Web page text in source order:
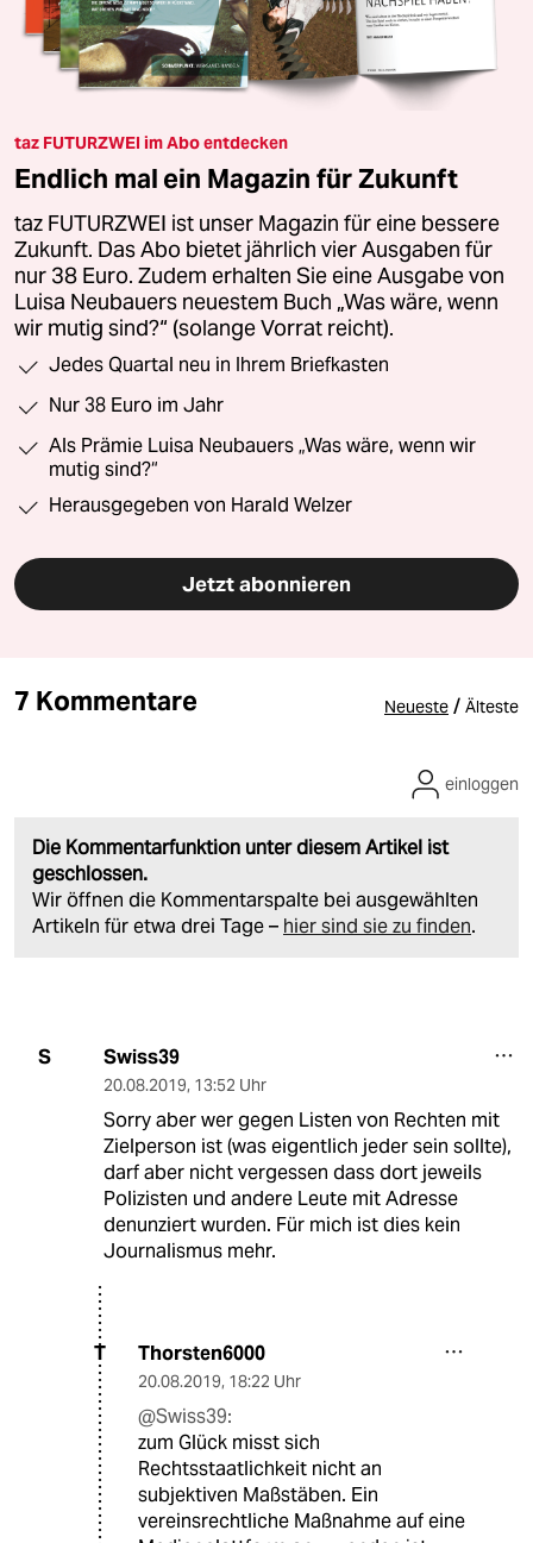
taz FUTURZWEI im Abo entdecken
Endlich mal ein Magazin für Zukunft
taz FUTURZWEI ist unser Magazin für eine bessere
Zukunft. Das Abo bietet jährlich vier Ausgaben für
nur 38 Euro. Zudem erhalten Sie eine Ausgabe von
Luisa Neubauers neuestem Buch „Was wäre, wenn
wir mutig sind?“ (solange Vorrat reicht).
Jedes Quartal neu in Ihrem Briefkasten
Nur 38 Euro im Jahr
Als Prämie Luisa Neubauers „Was wäre, wenn wir
mutig sind?“
Herausgegeben von Harald Welzer
Jetzt abonnieren
7 Kommentare Neueste / Älteste
Die Kommentarfunktion unter diesem Artikel ist
geschlossen.
Wir öffnen die Kommentarspalte bei ausgewählten
Artikeln für etwa drei Tage – hier sind sie zu finden.
einloggen
S Swiss39
20.08.2019, 13:52 Uhr
Sorry aber wer gegen Listen von Rechten mit
Zielperson ist (was eigentlich jeder sein sollte),
darf aber nicht vergessen dass dort jeweils
Polizisten und andere Leute mit Adresse
denunziert wurden. Für mich ist dies kein
Journalismus mehr.
T Thorsten6000
20.08.2019, 18:22 Uhr
@Swiss39:
zum Glück misst sich
Rechtsstaatlichkeit nicht an
subjektiven Maßstäben. Ein
vereinsrechtliche Maßnahme auf eine